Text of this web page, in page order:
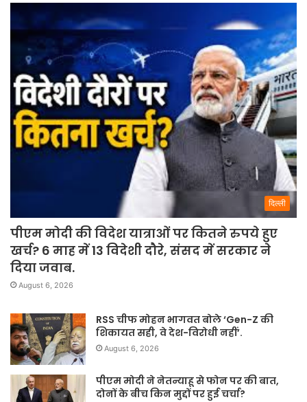
दिल्ली
पीएम मोदी की विदेश यात्राओं पर कितने रुपये हुए
खर्च? 6 माह में 13 विदेशी दौरे, संसद में सरकार ने
दिया जवाब.
August 6, 2026
RSS चीफ मोहन भागवत बोले ‘Gen-Z की
शिकायत सही, वे देश-विरोधी नहीं’.
August 6, 2026
पीएम मोदी ने नेतन्याहू से फोन पर की बात,
दोनों के बीच किन मुद्दों पर हुई चर्चा?